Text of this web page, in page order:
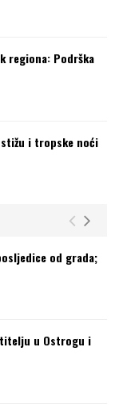
regiona: Podrška
i tropske noći
od grada;
u Ostrogu i